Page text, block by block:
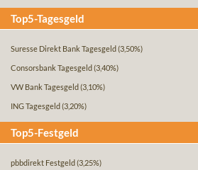
Top5-Tagesgeld
Suresse Direkt Bank Tagesgeld (3,50%)
Consorsbank Tagesgeld (3,40%)
VW Bank Tagesgeld (3,10%)
ING Tagesgeld (3,20%)
Top5-Festgeld
pbbdirekt Festgeld (3,25%)